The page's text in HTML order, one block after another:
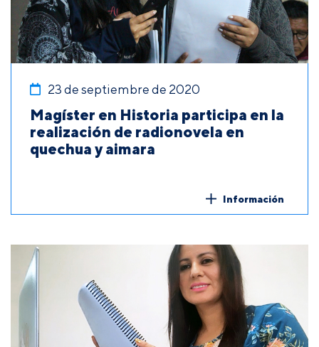
23 de septiembre de 2020
Magíster en Historia participa en la
realización de radionovela en
quechua y aimara
Información